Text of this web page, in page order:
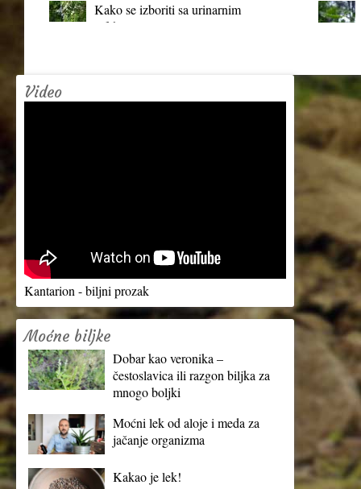
Kako se izboriti sa urinarnim
infekcijama?
Video
Kantarion - biljni prozak
Moćne biljke
Dobar kao veronika –
čestoslavica ili razgon biljka za
mnogo boljki
Moćni lek od aloje i meda za
jačanje organizma
Kakao je lek!